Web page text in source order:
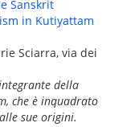
Sanskrit
in Kutiyattam
Sciarra, via dei
della
che è inquadrato
sue origini.